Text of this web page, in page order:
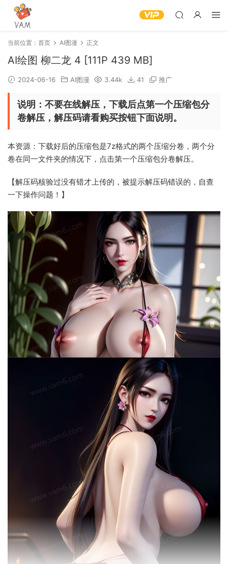
当前位置： 首页 AI图漫 正文
AI绘图 柳二龙 4 [111P 439 MB]
2024-06-16 AI图漫 3.44k 41 推广
说明：不要在线解压，下载后点第一个压缩包分
卷解压，解压码请看购买按钮下面说明。
本资源：下载好后的压缩包是7z格式的两个压缩分卷，两个分
卷在同一文件夹的情况下，点击第一个压缩包分卷解压。
【解压码核验过没有错才上传的，被提示解压码错误的，自查
一下操作问题！】